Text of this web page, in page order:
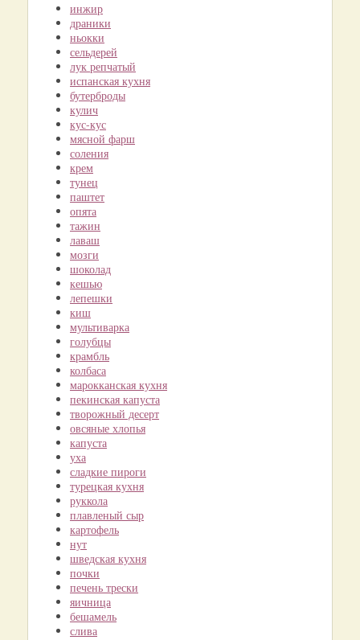
инжир
драники
ньокки
сельдерей
лук репчатый
испанская кухня
бутерброды
кулич
кус-кус
мясной фарш
соления
крем
тунец
паштет
опята
тажин
лаваш
мозги
шоколад
кешью
лепешки
киш
мультиварка
голубцы
крамбль
колбаса
марокканская кухня
пекинская капуста
творожный десерт
овсяные хлопья
капуста
уха
сладкие пироги
турецкая кухня
руккола
плавленый сыр
картофель
нут
шведская кухня
почки
печень трески
яичница
бешамель
слива